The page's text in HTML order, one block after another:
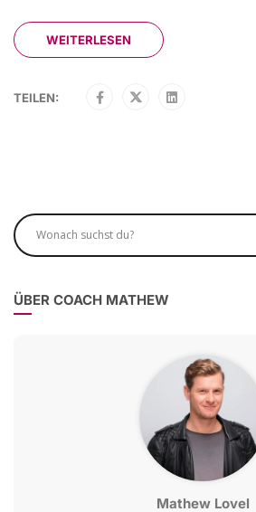
WEITERLESEN
TEILEN:
ÜBER COACH MATHEW
Mathew Lovel